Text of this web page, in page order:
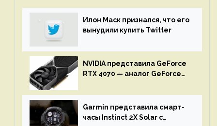
Илон Маск признался, что его
вынудили купить Twitter
NVIDIA представила GeForce
RTX 4070 — аналог GeForce
Garmin представила смарт-
часы Instinct 2X Solar с